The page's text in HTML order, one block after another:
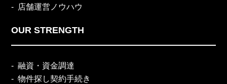
店舗運営ノウハウ
OUR STRENGTH
融資・資金調達
物件探し契約手続き